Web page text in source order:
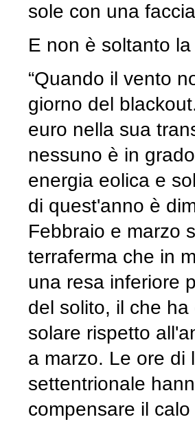
sole con una
E non è soltanto
“Quando il vento
giorno del
euro nella sua
nessuno è in
energia eolica e
di quest'anno è
Febbraio e marzo
terraferma che in
una resa inferiore
del solito, il che
solare rispetto
a marzo. Le ore di
settentrionale
compensare il